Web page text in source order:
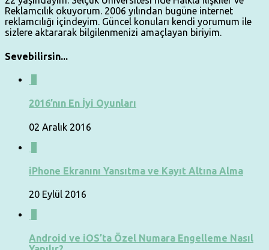
Reklamcılık okuyorum. 2006 yılından bugüne internet
reklamcılığı içindeyim. Güncel konuları kendi yorumum ile
sizlere aktararak bilgilenmenizi amaçlayan biriyim.
Sevebilirsin...
2016’nın En İyi Oyunları
02 Aralık 2016
iPhone Ekranını Yansıtma ve Kayıt Altına Alma
20 Eylül 2016
Android ve iOS’ta Özel Numara Engelleme Nasıl